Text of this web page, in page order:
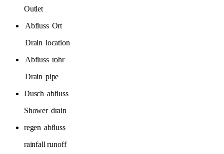
Outlet
Abfluss Ort
Drain location
Abfluss rohr
Drain pipe
Dusch abfluss
Shower drain
regen abfluss
rainfall runoff